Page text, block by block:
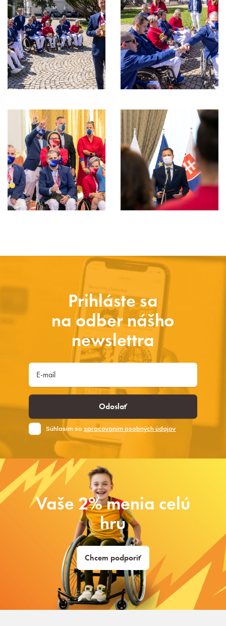
Prihláste sa
na odber nášho
newslettra
Odoslať
Súhlasim so spracovaním osobných údajov
Vaše 2% menia celú
hru
Chcem podporiť